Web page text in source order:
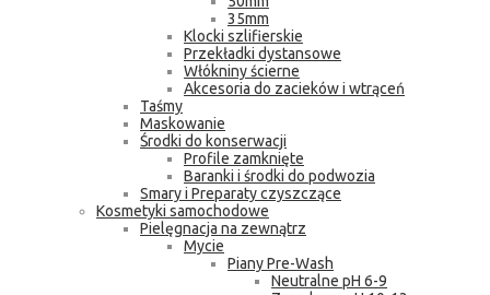
35mm
Klocki szlifierskie
Przekładki dystansowe
Włókniny ścierne
Akcesoria do zacieków i wtrąceń
Taśmy
Maskowanie
Środki do konserwacji
Profile zamknięte
Baranki i środki do podwozia
Smary i Preparaty czyszczące
Kosmetyki samochodowe
Pielęgnacja na zewnątrz
Mycie
Piany Pre-Wash
Neutralne pH 6-9